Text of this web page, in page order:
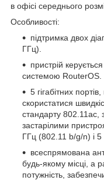
в офісі середнього
Особливості:
підтримка двох
ГГц).
пристрій
системою RouterOS.
5 гігабітних
скористатися
стандарту 802.11ac,
застарілими
ГГц (802.11 b/g/n) і
всеспрямована
будь-якому місці, а
потужність,